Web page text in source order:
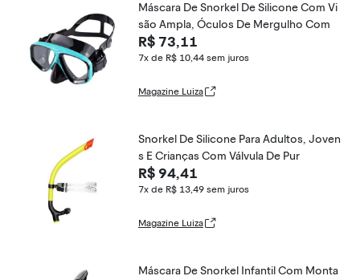
Máscara De Snorkel De Silicone Com Vi
são Ampla, Óculos De Mergulho Com
R$ 73,11
7x de R$ 10,44 sem juros
Magazine Luiza
Snorkel De Silicone Para Adultos, Joven
s E Crianças Com Válvula De Pur
R$ 94,41
7x de R$ 13,49 sem juros
Magazine Luiza
Máscara De Snorkel Infantil Com Monta